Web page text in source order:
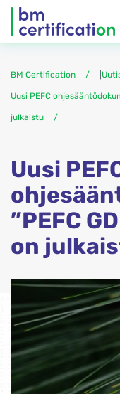
BM Certification
Uusi PEFC
julkaistu
Uusi
”PEFC
on